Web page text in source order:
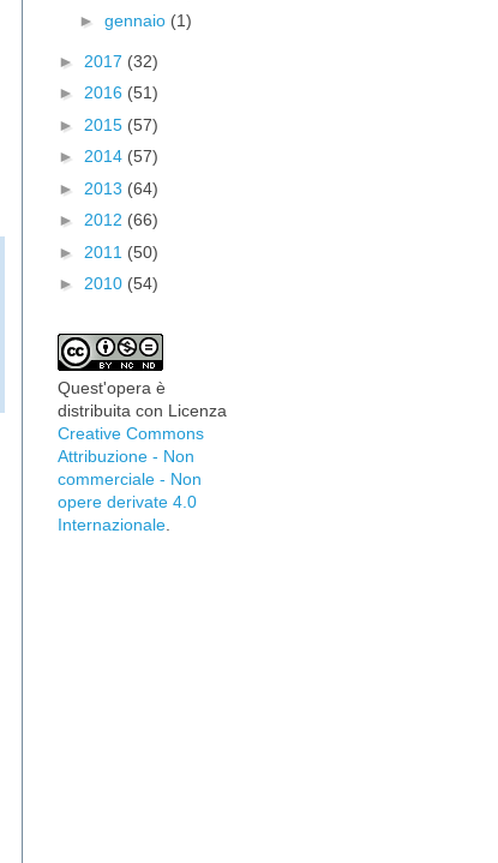
► gennaio (1)
► 2017 (32)
► 2016 (51)
► 2015 (57)
► 2014 (57)
► 2013 (64)
► 2012 (66)
► 2011 (50)
► 2010 (54)
Quest'opera è
distribuita con Licenza
Creative Commons
Attribuzione - Non
commerciale - Non
opere derivate 4.0
Internazionale